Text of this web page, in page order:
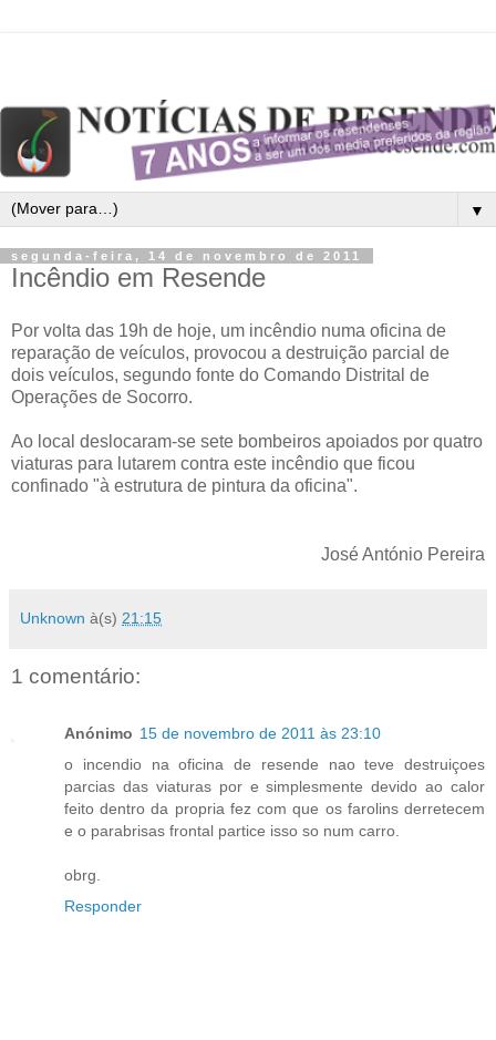
▼
segunda-feira, 14 de novembro de 2011
Incêndio em Resende
Por volta das 19h de hoje, um incêndio numa oficina de
reparação de veículos, provocou a destruição parcial de
dois veículos, segundo fonte do Comando Distrital de
Operações de Socorro.
Ao local deslocaram-se sete bombeiros apoiados por quatro
viaturas para lutarem contra este incêndio que ficou
confinado "à estrutura de pintura da oficina".
José António Pereira
Unknown à(s) 21:15
1 comentário:
Anónimo 15 de novembro de 2011 às 23:10
o incendio na oficina de resende nao teve destruiçoes
parcias das viaturas por e simplesmente devido ao calor
feito dentro da propria fez com que os farolins derretecem
e o parabrisas frontal partice isso so num carro.
obrg.
Responder